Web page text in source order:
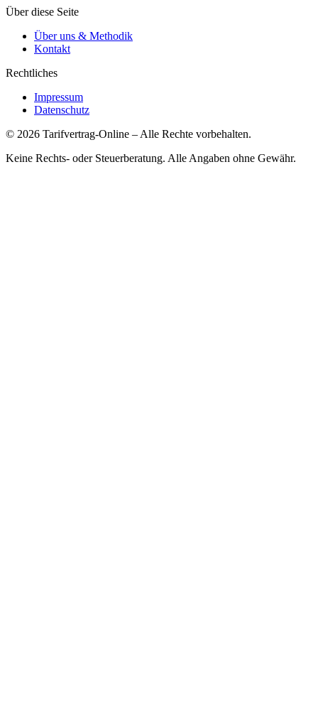
Über diese Seite
Über uns & Methodik
Kontakt
Rechtliches
Impressum
Datenschutz
© 2026 Tarifvertrag-Online – Alle Rechte vorbehalten.
Keine Rechts- oder Steuerberatung. Alle Angaben ohne Gewähr.